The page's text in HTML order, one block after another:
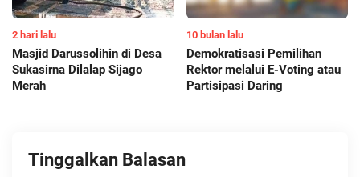
2 hari lalu
Masjid Darussolihin di Desa
Sukasirna Dilalap Sijago
Merah
10 bulan lalu
Demokratisasi Pemilihan
Rektor melalui E-Voting atau
Partisipasi Daring
Tinggalkan Balasan